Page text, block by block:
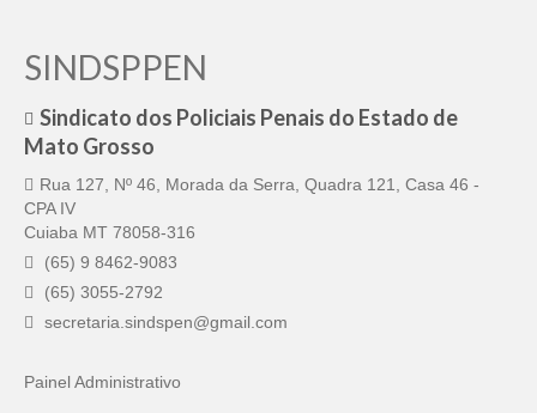
SINDSPPEN
Sindicato dos Policiais Penais do Estado de
Mato Grosso
Rua 127, Nº 46, Morada da Serra, Quadra 121, Casa 46 -
CPA IV
Cuiaba MT 78058-316
(65) 9 8462-9083
(65) 3055-2792
secretaria.sindspen@gmail.com
Painel Administrativo